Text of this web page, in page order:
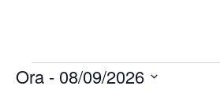
Ora - 08/09/2026